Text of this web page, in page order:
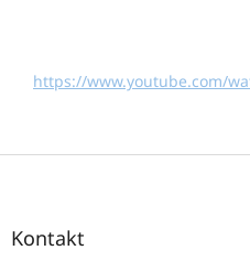
https://www.youtube.com/
Z
Kontakt